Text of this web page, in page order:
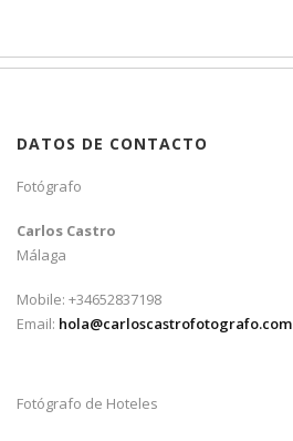
DATOS DE CONTACTO
Fotógrafo
Carlos Castro
Málaga
Mobile: +34652837198
Email: hola@carloscastrofotografo.com
Fotógrafo de Hoteles